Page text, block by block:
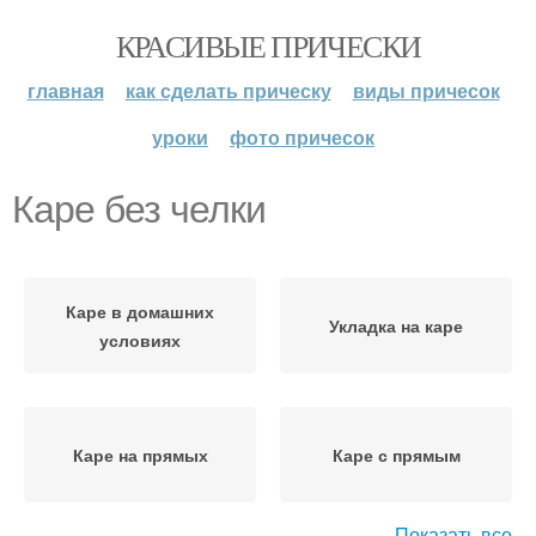
КРАСИВЫЕ ПРИЧЕСКИ
главная как сделать прическу
виды причесок
уроки
фото причесок
Каре без челки
Каре в домашних
условиях
Укладка на каре
Каре на прямых Каре с прямым